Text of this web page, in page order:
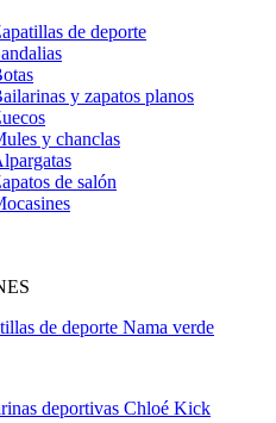
de deporte
y zapatos planos
y chanclas
de salón